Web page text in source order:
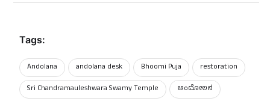
Tags:
Andolana andolana desk Bhoomi Puja
restoration
Sri Chandramauleshwara Swamy Temple
ಆಂದೋಲನ